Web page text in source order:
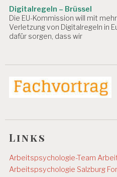
A
R
B
EI
Y
O
A
Digitalregeln – Brüssel
Die EU-Kommission will mit
Verletzung von Digitalregeln in
dafür sorgen, dass wir
Links
Arbeitspsychologie-Team
Arbeitspsychologie Salzburg